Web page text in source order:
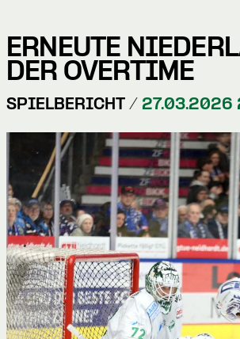
ERNEUTE
DER OVERTIME
SPIELBERICHT / 27.03.2026